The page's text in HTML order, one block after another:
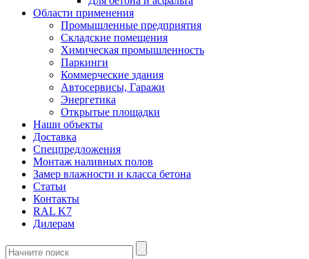
Области применения
Промышленные предприятия
Складские помещения
Химическая промышленность
Паркинги
Коммерческие здания
Автосервисы, Гаражи
Энергетика
Открытые площадки
Наши объекты
Доставка
Спецпредложения
Монтаж наливных полов
Замер влажности и класса бетона
Статьи
Контакты
RAL K7
Дилерам